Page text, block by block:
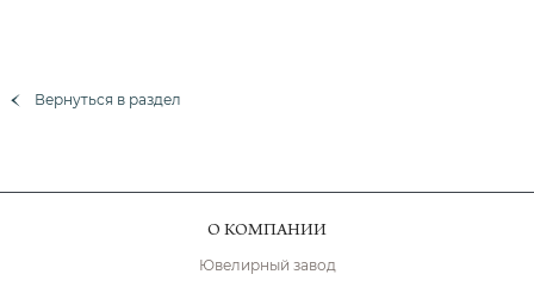
Вернуться в раздел
О КОМПАНИИ
Ювелирный завод